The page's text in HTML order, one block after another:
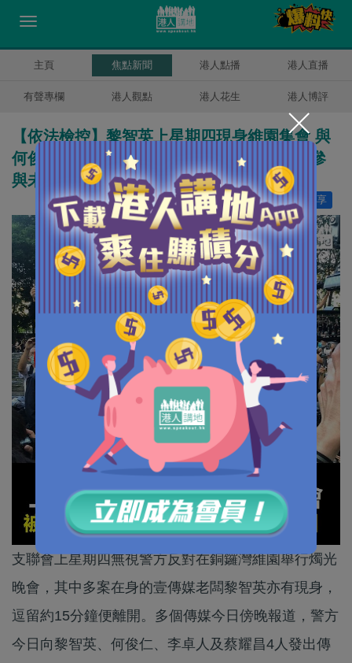
主頁 焦點新聞 港人點播 港人直播
有聲專欄 港人觀點 港人花生 港人博評
【依法檢控】黎智英上星期四現身維園集會 與
何俊仁、李卓人、蔡耀昌同被控「煽惑他人參
與未經批准集結」
分享
讚好 38
支聯會上星期四無視警方反對在銅鑼灣維園舉行燭光
晚會，其中多案在身的壹傳媒老闆黎智英亦有現身，
逗留約15分鐘便離開。多個傳媒今日傍晚報道，警方
今日向黎智英、何俊仁、李卓人及蔡耀昌4人發出傳